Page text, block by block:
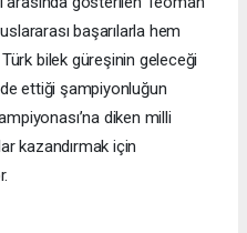
başarılarla hem
bilek güreşinin geleceği
ettiği şampiyonluğun
diken milli
kazandırmak için